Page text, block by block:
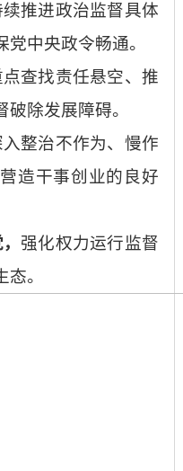
续推进政治监督具体
中央政令畅通。
点查找责任悬空、推
除发展障碍。
入整治不作为、慢作
造干事创业的良好
强化权力运行监督
。